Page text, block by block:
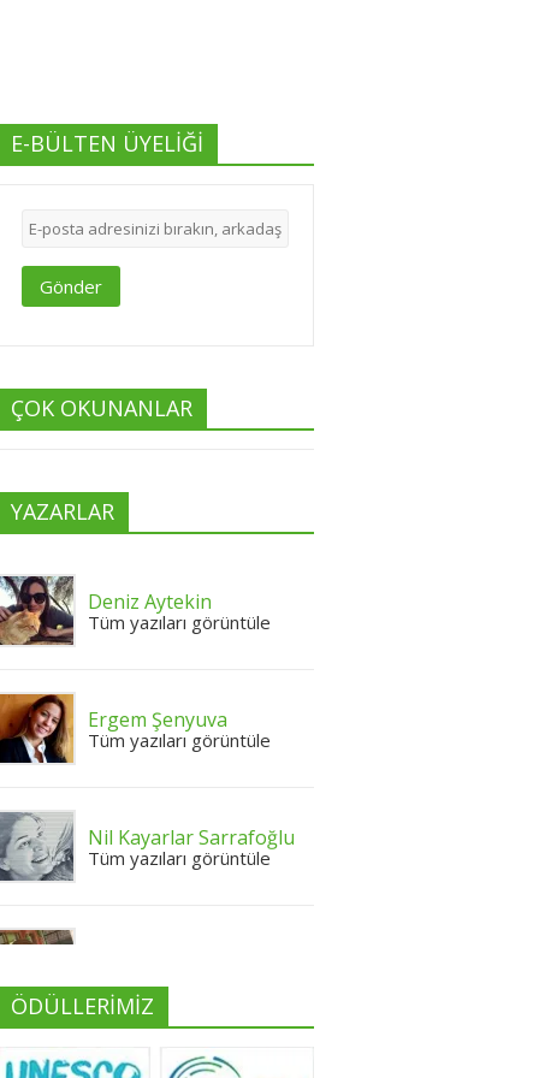
E-BÜLTEN ÜYELİĞİ
Gönder
ÇOK OKUNANLAR
YAZARLAR
Deniz Aytekin
Tüm yazıları görüntüle
Ergem Şenyuva
Tüm yazıları görüntüle
Nil Kayarlar Sarrafoğlu
Tüm yazıları görüntüle
Neslihan Edeş
ÖDÜLLERİMİZ